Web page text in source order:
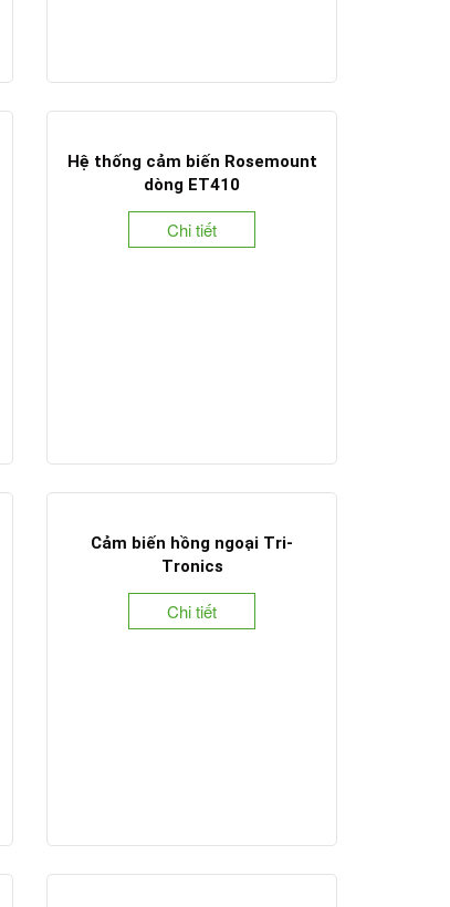
Hệ thống cảm biến Rosemount
dòng ET410
Chi tiết
Cảm biến hồng ngoại Tri-
Tronics
Chi tiết